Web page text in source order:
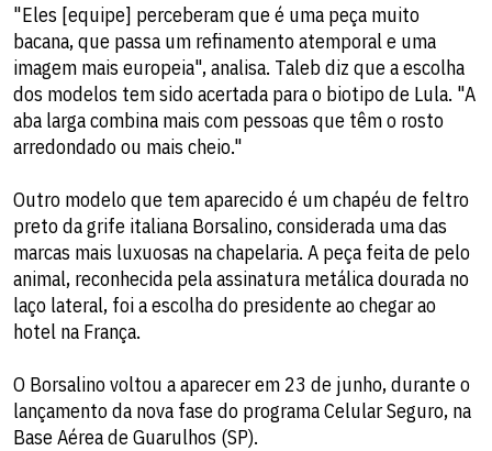
"Eles [equipe] perceberam que é uma peça muito
bacana, que passa um refinamento atemporal e uma
imagem mais europeia", analisa. Taleb diz que a escolha
dos modelos tem sido acertada para o biotipo de Lula. "A
aba larga combina mais com pessoas que têm o rosto
arredondado ou mais cheio."
Outro modelo que tem aparecido é um chapéu de feltro
preto da grife italiana Borsalino, considerada uma das
marcas mais luxuosas na chapelaria. A peça feita de pelo
animal, reconhecida pela assinatura metálica dourada no
laço lateral, foi a escolha do presidente ao chegar ao
hotel na França.
O Borsalino voltou a aparecer em 23 de junho, durante o
lançamento da nova fase do programa Celular Seguro, na
Base Aérea de Guarulhos (SP).